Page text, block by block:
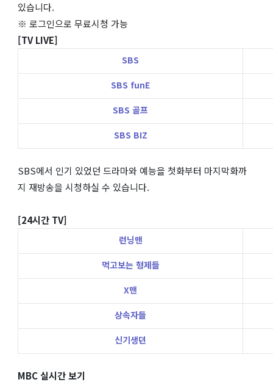
있습니다.
※ 로그인으로 무료시청 가능
[TV LIVE]
SBS
SBS funE
SBS 골프
SBS BIZ
SBS에서 인기 있었던 드라마와 예능을 첫화부터 마지막화까
지 재방송을 시청하실 수 있습니다.
[24시간 TV]
런닝맨
먹고보는 형제들
X맨
상속자들
신기생뎐
MBC 실시간 보기